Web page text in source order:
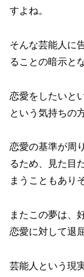
すよね。
そんな芸能人に
ることの暗示と
恋愛をしたいと
という気持ちの
恋愛の基準が周
るため、見た目
まうこともあり
またこの夢は、
恋愛に対して退
芸能人という現